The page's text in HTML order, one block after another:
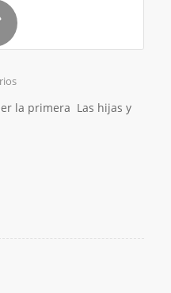
la primera Las hijas y